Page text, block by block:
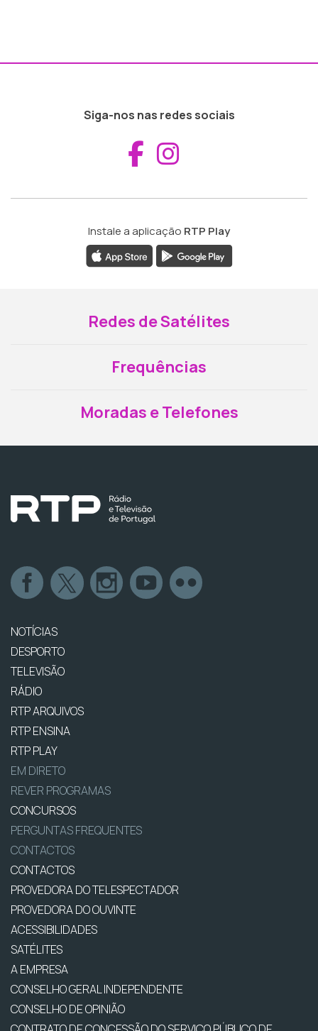
Siga-nos nas redes sociais
Aceder ao
Instale a aplicação RTP Play
Redes de Satélites
Frequências
Moradas e Telefones
NOTÍCIAS
DESPORTO
TELEVISÃO
RÁDIO
RTP ARQUIVOS
RTP ENSINA
RTP PLAY
EM DIRETO
REVER PROGRAMAS
CONCURSOS
PERGUNTAS FREQUENTES
CONTACTOS
CONTACTOS
PROVEDORA DO TELESPECTADOR
PROVEDORA DO OUVINTE
ACESSIBILIDADES
SATÉLITES
A EMPRESA
CONSELHO GERAL INDEPENDENTE
CONSELHO DE OPINIÃO